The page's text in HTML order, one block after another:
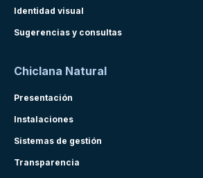
Identidad visual
Sugerencias y consultas
Chiclana Natural
Presentación
Instalaciones
Sistemas de gestión
Transparencia